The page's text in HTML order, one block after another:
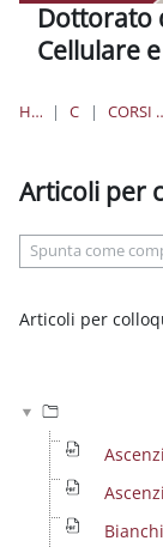
Dottorato
Cellulare
HOME CORSI CORSI
Articoli per
Spunta come
Articoli per